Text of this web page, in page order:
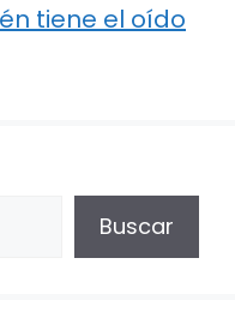
tiene el oído
Buscar